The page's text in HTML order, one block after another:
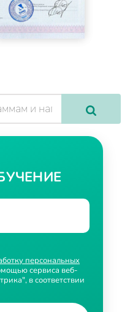
персональных
сервиса веб-
в соответствии